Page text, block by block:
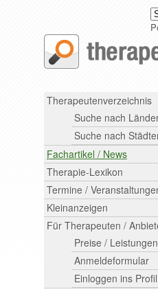
Therapeutenverzeichnis
Suche nach
Suche nach
Fachartikel / News
Therapie-Lexikon
Termine /
Kleinanzeigen
Für Therapeuten /
Preise / Leistungen
Anmeldeformular
Einloggen ins Profil